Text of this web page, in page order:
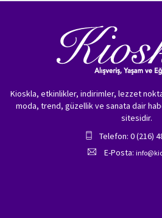
Kioskla, etkinlikler, indirimler, lezzet
moda, trend, güzellik ve sanata dair
sitesidir.
Telefon: 0 (216)
E-Posta: